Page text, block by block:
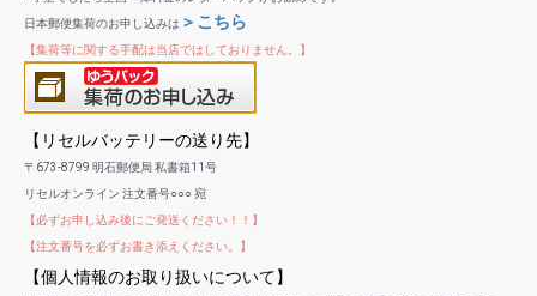
日本郵便集荷のお申し込みは ＞こちら
【集荷等に関する手配は当店ではしておりません。】
【リセルバッテリーの送り先】
〒673-8799 明石郵便局 私書箱11号
リセルオンライン 注文番号○○○ 宛
【必ずお申し込み後にご発送ください！！】
【注文番号を必ずお書き添えください。】
【個人情報のお取り扱いについて】